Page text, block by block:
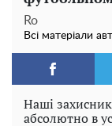
Ro
Всі матеріали
Наші
абсолютно в